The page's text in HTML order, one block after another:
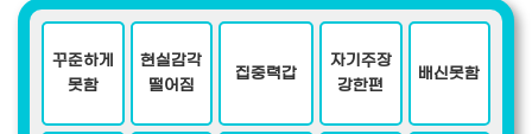
꾸준하게
못함
현실감각
떨어짐
집중력갑
자기주장
강한편
배신못함